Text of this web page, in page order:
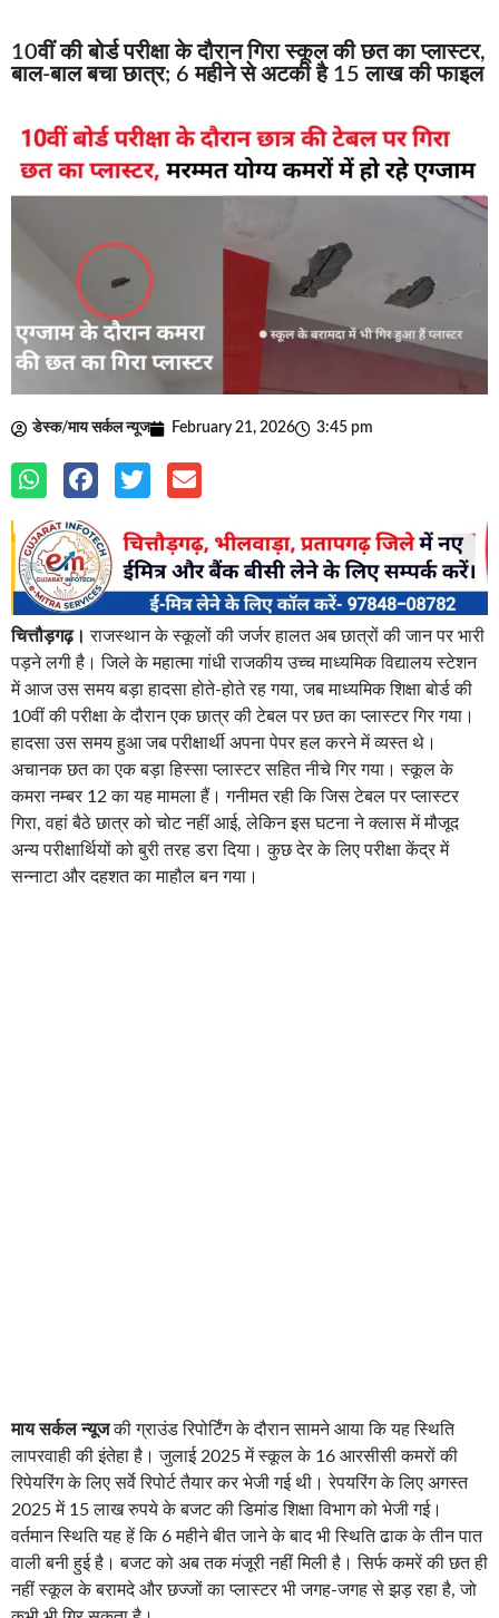
10वीं की बोर्ड परीक्षा के दौरान गिरा स्कूल की छत का प्लास्टर,
बाल-बाल बचा छात्र; 6 महीने से अटकी है 15 लाख की फाइल
डेस्क/माय सर्कल न्यूज February 21, 2026 3:45 pm
चित्तौड़गढ़। राजस्थान के स्कूलों की जर्जर हालत अब छात्रों की जान पर भारी
पड़ने लगी है। जिले के महात्मा गांधी राजकीय उच्च माध्यमिक विद्यालय स्टेशन
में आज उस समय बड़ा हादसा होते-होते रह गया, जब माध्यमिक शिक्षा बोर्ड की
10वीं की परीक्षा के दौरान एक छात्र की टेबल पर छत का प्लास्टर गिर गया।
हादसा उस समय हुआ जब परीक्षार्थी अपना पेपर हल करने में व्यस्त थे।
अचानक छत का एक बड़ा हिस्सा प्लास्टर सहित नीचे गिर गया। स्कूल के
कमरा नम्बर 12 का यह मामला हैं। गनीमत रही कि जिस टेबल पर प्लास्टर
गिरा, वहां बैठे छात्र को चोट नहीं आई, लेकिन इस घटना ने क्लास में मौजूद
अन्य परीक्षार्थियों को बुरी तरह डरा दिया। कुछ देर के लिए परीक्षा केंद्र में
सन्नाटा और दहशत का माहौल बन गया।
माय सर्कल न्यूजकी ग्राउंड रिपोर्टिंग के दौरान सामने आया कि यह स्थिति
लापरवाही की इंतेहा है। जुलाई 2025 में स्कूल के 16 आरसीसी कमरों की
रिपेयरिंग के लिए सर्वे रिपोर्ट तैयार कर भेजी गई थी। रेपयरिंग के लिए अगस्त
2025 में 15 लाख रुपये के बजट की डिमांड शिक्षा विभाग को भेजी गई।
वर्तमान स्थिति यह हें कि 6 महीने बीत जाने के बाद भी स्थिति ढाक के तीन पात
वाली बनी हुई है। बजट को अब तक मंजूरी नहीं मिली है। सिर्फ कमरें की छत ही
नहीं स्कूल के बरामदे और छज्जों का प्लास्टर भी जगह-जगह से झड़ रहा है, जो